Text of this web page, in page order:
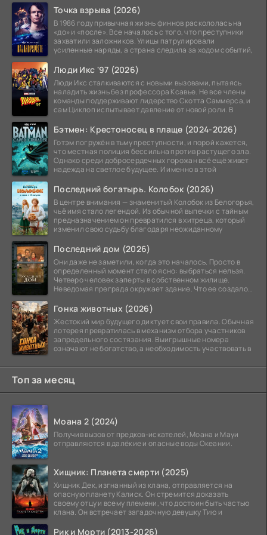
Точка взрыва (2026)
В 1986 году привычная жизнь финнов раскололась на
«до» и «после». Все началось с того, что преступники
захватили заложников. Улицы патрулировали
усиленные наряды, а страна следила за ходом событий,
Люди Икс '97 (2026)
Люди Икс сталкиваются с новыми вызовами, пытаясь
наладить жизнь без профессора Ксавье. Не все члены
команды поддерживают лидерство Скотта Саммерса, и
сам Циклоп испытывает давление от новой роли. В
Бэтмен: Крестоносец в плаще (2024-2026)
Готэм погружён в тьму преступности, и порой кажется,
что местная полиция бессильна против растущего зла.
Однако среди добросердечных горожан всё ещё живет
надежда на светлое будущее. И именно в этой
Последний богатырь. Колобок (2026)
В центре внимания — знаменитый Колобок из Белогорья,
чьё имя стало легендой. Из обычной выпечки с тайным
предназначением он превратился в хитреца, который
изменил свою судьбу благодаря неожиданному
Последний дом (2026)
Они даже не заметили, когда это началось. Просто в
определенный момент стало ясно: выбраться нельзя.
Четверо человек заперты в собственном жилище.
Неведомая преграда окружает здание. Что ее создало
Гонка животных (2026)
Жестокий мир будущего диктует свои правила. Обычная
лотерея превратилась в механизм отбора участников
запредельного состязания. Выигрышные номера
означают не богатство, а необходимость участвовать в
Топ за месяц
Моана 2 (2024)
Получив вызов от предков-искателей, Моана и Мауи
отправляются в далёкие и опасные воды Океании.
Хищник: Планета смерти (2025)
Хищник Дек, изгнанный из клана, отправляется на
опасную планету Калиск. Он стремится доказать
своему отцу и всему племени, что достоин быть частью
клана. Он встречает загадочную девушку Тию и
Рик и Морти (2013-2026)